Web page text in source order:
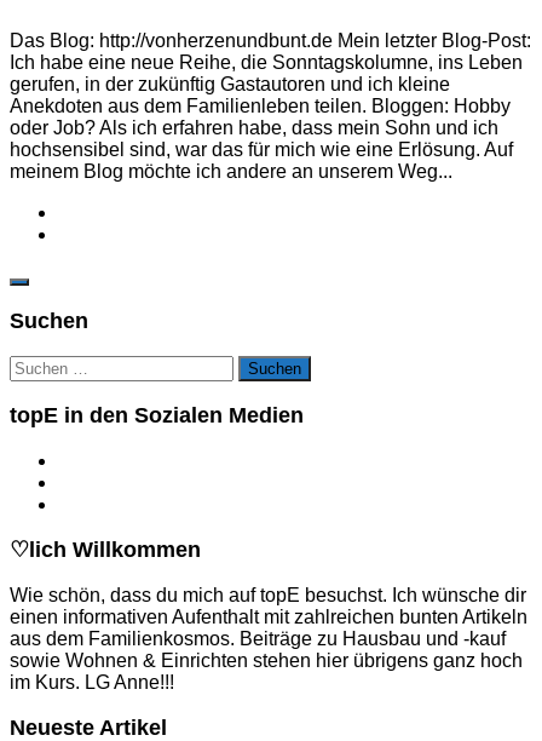
Das Blog: http://vonherzenundbunt.de Mein letzter Blog-Post:
Ich habe eine neue Reihe, die Sonntagskolumne, ins Leben
gerufen, in der zukünftig Gastautoren und ich kleine
Anekdoten aus dem Familienleben teilen. Bloggen: Hobby
oder Job? Als ich erfahren habe, dass mein Sohn und ich
hochsensibel sind, war das für mich wie eine Erlösung. Auf
meinem Blog möchte ich andere an unserem Weg...
Suchen
Suchen
nach:
topE in den Sozialen Medien
♡lich Willkommen
Wie schön, dass du mich auf topE besuchst. Ich wünsche dir
einen informativen Aufenthalt mit zahlreichen bunten Artikeln
aus dem Familienkosmos. Beiträge zu Hausbau und -kauf
sowie Wohnen & Einrichten stehen hier übrigens ganz hoch
im Kurs. LG Anne!!!
Neueste Artikel